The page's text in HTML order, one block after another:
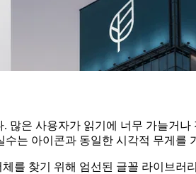
많은 사용자가 읽기에 너무 가늘거
는 아이콘과 동일한 시각적 무게
를 찾기 위해 엄선된 글꼴 라이브러